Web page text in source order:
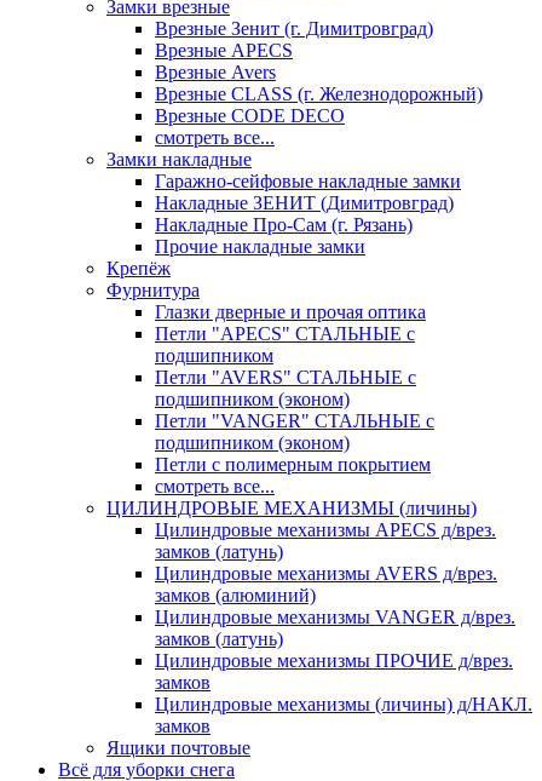
Замки врезные
Врезные Зенит (г. Димитровград)
Врезные APECS
Врезные Avers
Врезные CLASS (г. Железнодорожный)
Врезные CODE DECO
смотреть все...
Замки накладные
Гаражно-сейфовые накладные замки
Накладные ЗЕНИТ (Димитровград)
Накладные Про-Сам (г. Рязань)
Прочие накладные замки
Крепёж
Фурнитура
Глазки дверные и прочая оптика
Петли "APECS" СТАЛЬНЫЕ с
подшипником
Петли "AVERS" СТАЛЬНЫЕ с
подшипником (эконом)
Петли "VANGER" СТАЛЬНЫЕ с
подшипником (эконом)
Петли с полимерным покрытием
смотреть все...
ЦИЛИНДРОВЫЕ МЕХАНИЗМЫ (личины)
Цилиндровые механизмы APECS д/врез.
замков (латунь)
Цилиндровые механизмы AVERS д/врез.
замков (алюминий)
Цилиндровые механизмы VANGER д/врез.
замков (латунь)
Цилиндровые механизмы ПРОЧИЕ д/врез.
замков
Цилиндровые механизмы (личины) д/НАКЛ.
замков
Ящики почтовые
Всё для уборки снега